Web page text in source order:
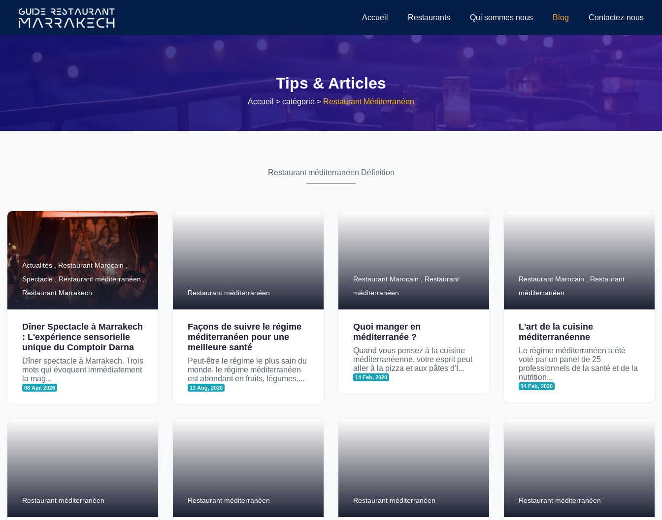
Accueil Restaurants Qui sommes nous Blog Contactez-nous
Tips & Articles
Accueil > catégorie > Restaurant Méditerranéen
Restaurant méditerranéen Définition
Actualités , Restaurant Marocain ,
Spectacle , Restaurant méditerranéen ,
Restaurant Marrakech
Dîner Spectacle à Marrakech
: L'expérience sensorielle
unique du Comptoir Darna
Dîner spectacle à Marrakech. Trois
mots qui évoquent immédiatement
la mag...
08 Apr, 2026
Restaurant méditerranéen
Façons de suivre le régime
méditerranéen pour une
meilleure santé
Peut-être le régime le plus sain du
monde, le régime méditerranéen
est abondant en fruits, légumes,...
13 Aug, 2020
Restaurant Marocain , Restaurant
méditerranéen
Quoi manger en
méditerranée ?
Quand vous pensez à la cuisine
méditerranéenne, votre esprit peut
aller à la pizza et aux pâtes d'I...
14 Feb, 2020
Restaurant Marocain , Restaurant
méditerranéen
L'art de la cuisine
méditerranéenne
Le régime méditerranéen a été
voté par un panel de 25
professionnels de la santé et de la
nutrition...
14 Feb, 2020
Restaurant méditerranéen Restaurant méditerranéen Restaurant méditerranéen Restaurant méditerranéen